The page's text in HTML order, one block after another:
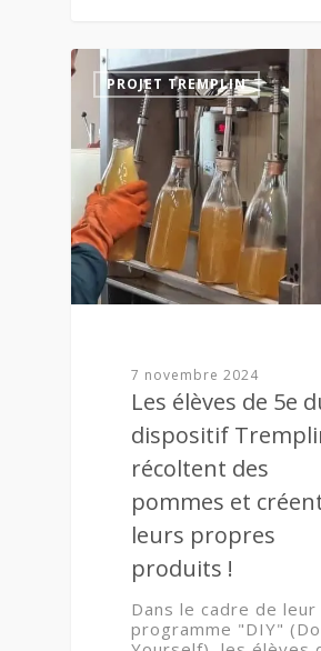
PROJET TREMPLIN
7 novembre 2024
Les élèves de 5e
dispositif
récoltent des
pommes et
leurs propres
produits !
Dans le cadre de leur
programme "DIY"